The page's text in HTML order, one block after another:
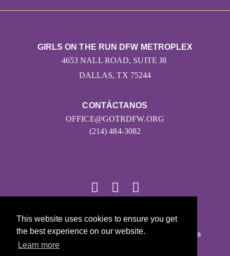
This website uses cookies to ensure you get
the best experience on our website.
Learn more
CONTÁCTANOS
OFFICE@GOTRDFW.ORG
(214) 484-3082
GIRLS ON THE RUN DFW METROPLEX
4653 NALL ROAD, SUITE J8
DALLAS, TX 75244
© 2026
Girls on the Run - Todos los derechos reservados